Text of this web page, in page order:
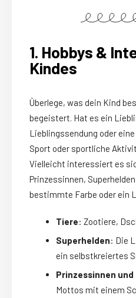
1. Hobbys &
Kindes
Überlege, was dein Kind
begeistert. Hat es ein
Lieblingssendung oder
Sport oder sportliche
Vielleicht interessiert es
Prinzessinnen,
bestimmte Farbe oder ein
Tiere: Zootiere,
Superhelden: Die
ein selbstkreiertes
Prinzessinnen
Mottos mit einem